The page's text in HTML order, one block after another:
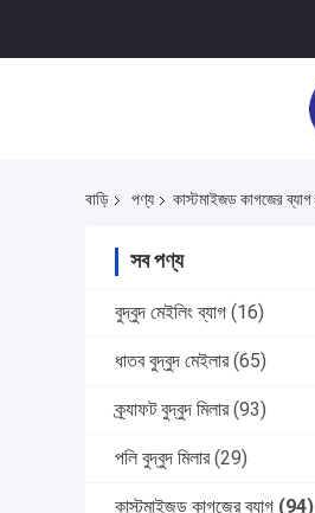
বাড়ি পণ্য কাস্টমাইজড কাগজের ব্যাগ
সব পণ্য
বুদ্বুদ মেইলিং ব্যাগ (16)
ধাতব বুদ্বুদ মেইলার (65)
ক্র্যাফট বুদ্বুদ মিলার (93)
পলি বুদ্বুদ মিলার (29)
কাস্টমাইজড কাগজের ব্যাগ (94)